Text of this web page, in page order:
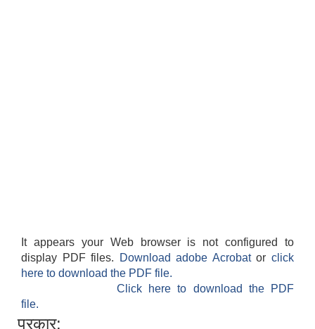
It appears your Web browser is not configured to
display PDF files.
Download adobe Acrobatorclick
here to download the PDF file.
Click here to download the PDF
file.
प्रकार: